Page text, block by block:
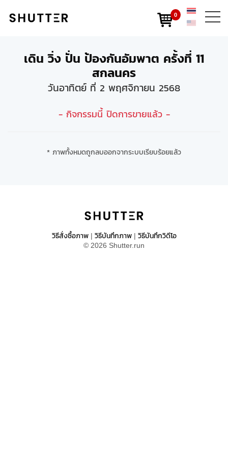
0
เดิน วิ่ง ปั่น ป้องกันอัมพาต ครั้งที่ 11
สกลนคร
วันอาทิตย์ ที่ 2 พฤศจิกายน 2568
- กิจกรรมนี้ ปิดการขายแล้ว -
* ภาพทั้งหมดถูกลบออกจากระบบเรียบร้อยแล้ว
วิธีสั่งซื้อภาพ| วิธีบันทึกภาพ| วิธีบันทึกวิดีโอ
© 2026 Shutter.run